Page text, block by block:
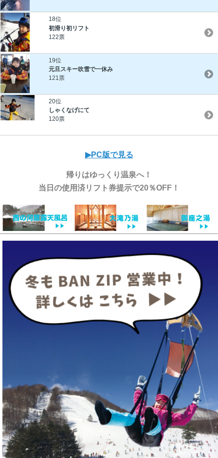
18位
初滑り初リフト
122票
19位
元旦スキー吹雪で一休み
121票
20位
しゃくなげにて
120票
▶︎PC版で見る
帰りはゆっくり温泉へ！
当日の使用済リフト券提示で20％OFF！